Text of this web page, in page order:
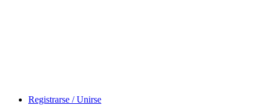
Registrarse / Unirse